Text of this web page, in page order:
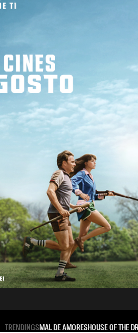
TRENDINGSMAL DE AMORESHOUSE OF THE